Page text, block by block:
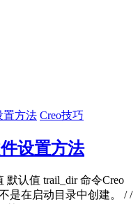
Creo技巧
设置方法
认值 trail_dir 命令Creo
是在启动目录中创建。 / /